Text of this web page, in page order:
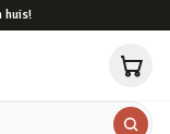
huis!